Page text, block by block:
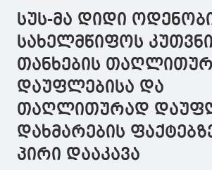
სუს-მა დიდი
სახელმწიფოს
თანხების
დაუფლებისა და
თაღლითურად
დახმარების
პირი დააკავა